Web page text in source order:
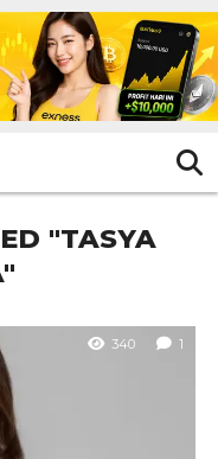
"TASYA
340 1